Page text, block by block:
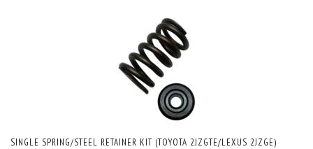
SINGLE SPRING/STEEL RETAINER KIT (TOYOTA 2JZGTE/LEXUS 2JZGE)